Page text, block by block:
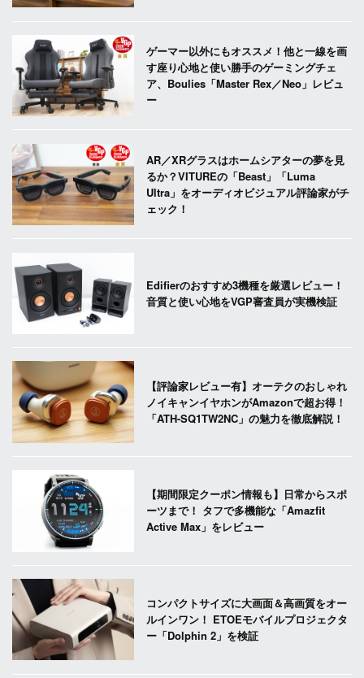
ゲーマー以外にもオススメ！他と一線を画
す座り心地と使い勝手のゲーミングチェ
ア、Boulies「Master Rex／Neo」レビュ
ー
AR／XRグラスはホームシアターの夢を見
るか？VITUREの「Beast」「Luma
Ultra」をオーディオビジュアル評論家がチ
ェック！
Edifierのおすすめ3機種を厳選レビュー！
音質と使い心地をVGP審査員が実機検証
【評論家レビュー有】オーテクのおしゃれ
ノイキャンイヤホンがAmazonで超お得！
「ATH-SQ1TW2NC」の魅力を徹底解説！
【期間限定クーポン情報も】日常からスポ
ーツまで！ タフで多機能な「Amazfit
Active Max」をレビュー
コンパクトサイズに大画面＆高画質をオー
ルインワン！ ETOEモバイルプロジェクタ
ー「Dolphin 2」を検証